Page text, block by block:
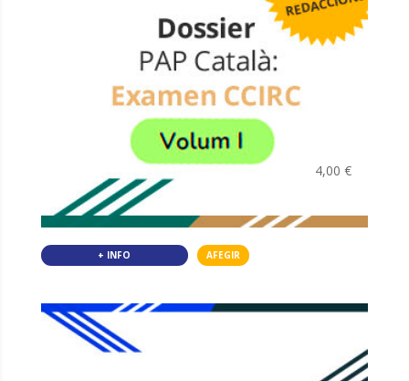
4,00€
+ INFO AFEGIR